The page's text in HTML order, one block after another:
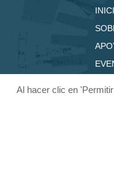
Al hacer clic en